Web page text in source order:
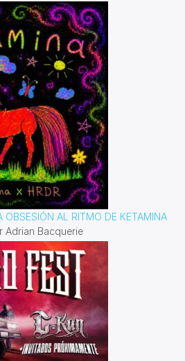
OBSESIÓN AL RITMO DE KETAMINA
Adrian Bacquerie